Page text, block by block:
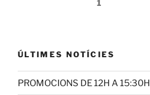
Página1
ÚLTIMES NOTÍCIES
PROMOCIONS DE 12H A 15:30H